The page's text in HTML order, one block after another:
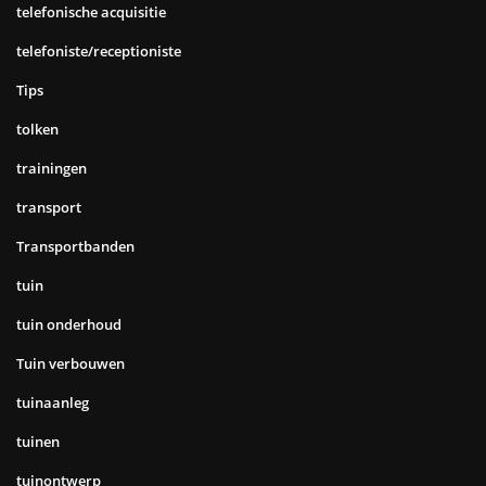
telefonische acquisitie
telefoniste/receptioniste
Tips
tolken
trainingen
transport
Transportbanden
tuin
tuin onderhoud
Tuin verbouwen
tuinaanleg
tuinen
tuinontwerp